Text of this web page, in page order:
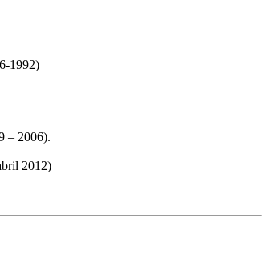
1992)
– 2006).
2012)